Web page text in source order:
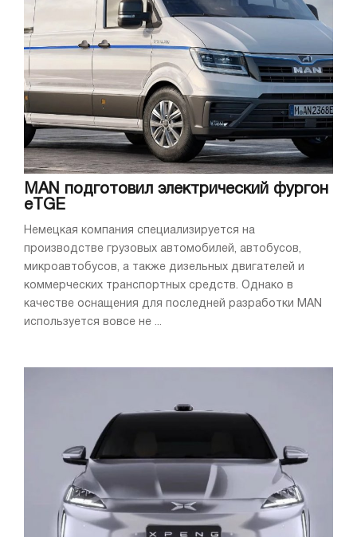
MAN подготовил электрический фургон
eTGE
Немецкая компания специализируется на
производстве грузовых автомобилей, автобусов,
микроавтобусов, а также дизельных двигателей и
коммерческих транспортных средств. Однако в
качестве оснащения для последней разработки MAN
используется вовсе не ...